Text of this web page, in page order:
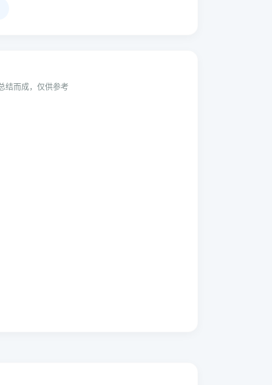
结而成，仅供参考